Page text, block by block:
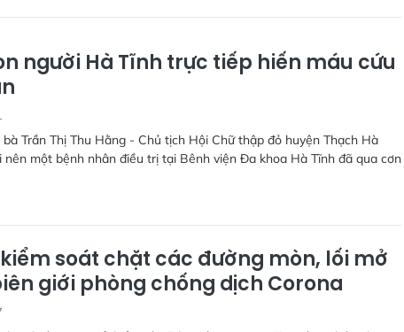
người Hà Tĩnh trực tiếp hiến máu cứu
Trần Thị Thu Hằng - Chủ tịch Hội Chữ thập đỏ huyện Thạch Hà
nên một bệnh nhân điều trị tại Bênh viện Đa khoa Hà Tĩnh đã qua cơn
soát chặt các đường mòn, lối mở
giới phòng chống dịch Corona